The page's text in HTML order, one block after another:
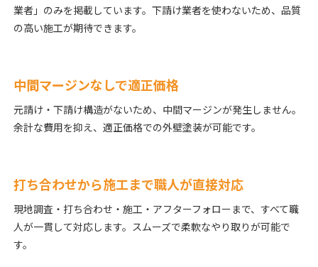
業者」のみを掲載しています。下請け業者を使わないため、品質
の高い施工が期待できます。
中間マージンなしで適正価格
元請け・下請け構造がないため、中間マージンが発生しません。
余計な費用を抑え、適正価格での外壁塗装が可能です。
打ち合わせから施工まで職人が直接対応
現地調査・打ち合わせ・施工・アフターフォローまで、すべて職
人が一貫して対応します。スムーズで柔軟なやり取りが可能で
す。